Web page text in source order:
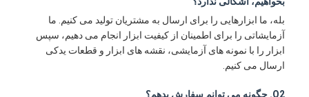
بله، ما ابزارهایی را برای ارسال به مشتریان تولید می کنیم. ما
آزمایشاتی را برای اطمینان از کیفیت ابزار انجام می دهیم، سپس
ابزار را با نمونه های آزمایشی، نقشه های ابزار و قطعات یدکی
ارسال می کنیم.
Q2. چگونه می توانم سفارش بدهم؟